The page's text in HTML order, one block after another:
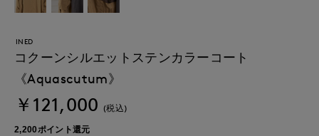
INED
コクーンシルエットステンカラーコート
《Aquascutum》
￥121,000 (税込)
2,200ポイント還元